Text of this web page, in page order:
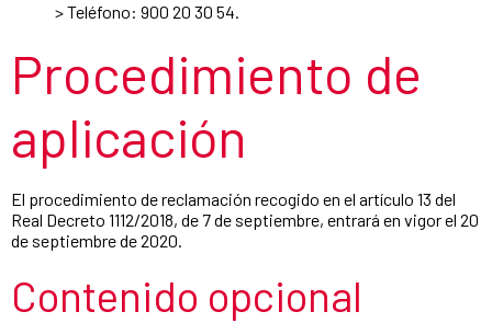
> Teléfono: 900 20 30 54.
Procedimiento de
aplicación
El procedimiento de reclamación recogido en el artículo 13 del
Real Decreto 1112/2018, de 7 de septiembre, entrará en vigor el 20
de septiembre de 2020.
Contenido opcional